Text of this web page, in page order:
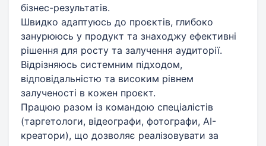
бізнес-результатів.
Швидко адаптуюсь до проєктів, глибоко
занурююсь у продукт та знаходжу ефективні
рішення для росту та залучення аудиторії.
Відрізняюсь системним підходом,
відповідальністю та високим рівнем
залученості в кожен проєкт.
Працюю разом із командою спеціалістів
(таргетологи, відеографи, фотографи, AI-
креатори), що дозволяє реалізовувати за